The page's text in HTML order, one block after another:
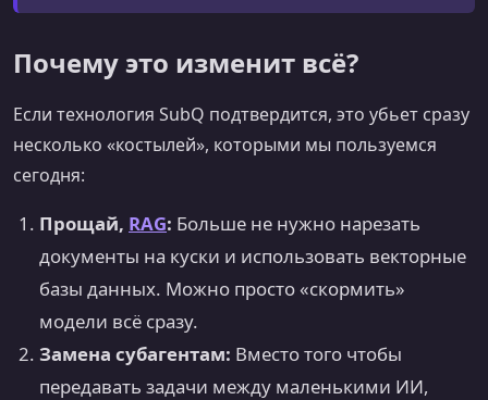
Почему это изменит всё?
Если технология SubQ подтвердится, это убьет сразу
несколько «костылей», которыми мы пользуемся
сегодня:
Прощай, RAG: Больше не нужно нарезать
документы на куски и использовать векторные
базы данных. Можно просто «скормить»
модели всё сразу.
Замена субагентам: Вместо того чтобы
передавать задачи между маленькими ИИ,